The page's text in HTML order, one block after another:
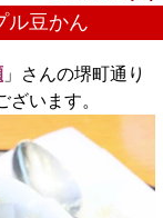
ル豆かん
」さんの堺町通り
います。